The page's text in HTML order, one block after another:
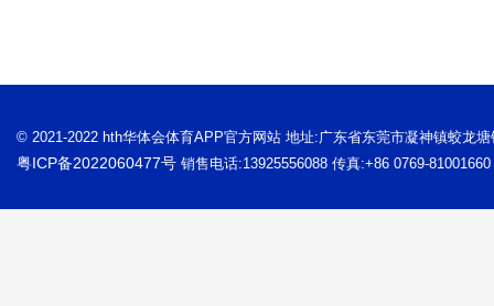
© 2021-2022 hth华体会体育APP官方网站 地址:广东省东莞市凝神镇蛟龙
粤ICP备2022060477号 销售电话:13925556088 传真:+86 0769-81001660